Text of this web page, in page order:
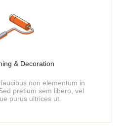
& Decoration​
non elementum in
pretium sem libero, vel
purus ultrices ut.